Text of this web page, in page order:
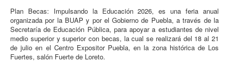
Plan Becas: Impulsando la Educación 2026, es una feria anual
organizada por la BUAP y por el Gobierno de Puebla, a través de la
Secretaría de Educación Pública, para apoyar a estudiantes de nivel
medio superior y superior con becas, la cual se realizará del 18 al 21
de julio en el Centro Expositor Puebla, en la zona histórica de Los
Fuertes, salón Fuerte de Loreto.